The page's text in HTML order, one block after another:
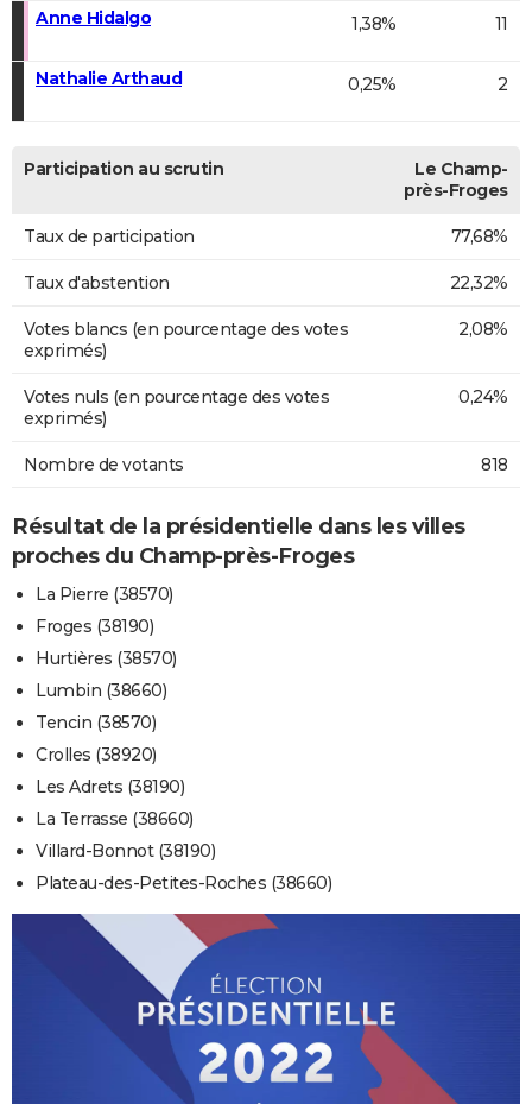
Anne Hidalgo 1,38% 11
Nathalie Arthaud 0,25% 2
Participation au scrutin
Le Champ-
près-Froges
Taux de participation 77,68%
Taux d'abstention 22,32%
Votes blancs (en pourcentage des votes
exprimés)
2,08%
Votes nuls (en pourcentage des votes
exprimés)
0,24%
Nombre de votants 818
Résultat de la présidentielle dans les villes
proches du Champ-près-Froges
La Pierre (38570)
Froges (38190)
Hurtières (38570)
Lumbin (38660)
Tencin (38570)
Crolles (38920)
Les Adrets (38190)
La Terrasse (38660)
Villard-Bonnot (38190)
Plateau-des-Petites-Roches (38660)